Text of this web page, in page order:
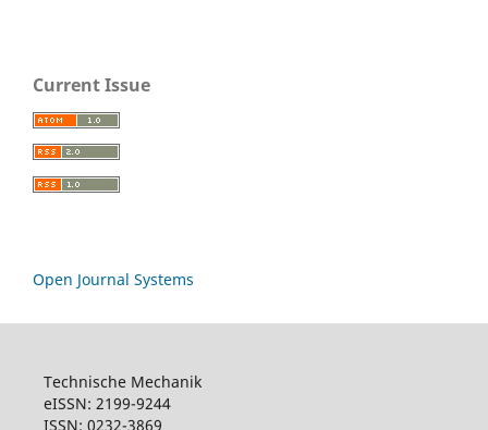
Current Issue
Open Journal Systems
Technische Mechanik
eISSN: 2199-9244
ISSN: 0232-3869